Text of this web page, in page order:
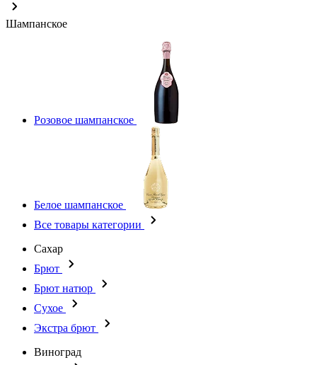
Шампанское
Розовое шампанское
Белое шампанское
Все товары категории
Сахар
Брют
Брют натюр
Сухое
Экстра брют
Виноград